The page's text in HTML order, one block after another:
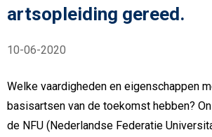
artsopleiding gereed.
10-06-2020
Welke vaardigheden en eigenschappen
basisartsen van de toekomst hebben?
de NFU (Nederlandse Federatie